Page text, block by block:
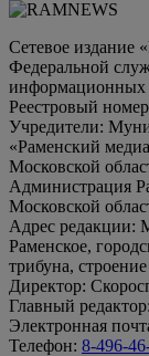
Сетевое
Федеральной
информационных
Реестровый
Учредители:
«Раменский
Московской
Администрация
Московской
Адрес редакции:
Раменское,
трибуна,
Директор:
Главный
Электронная
Телефон: 8-496-